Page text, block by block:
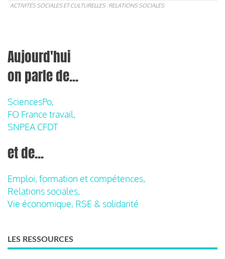
ACTIVITÉS SOCIALES ET CULTURELLES RELATIONS SOCIALES
Aujourd'hui
on parle de...
SciencesPo,
FO France travail,
SNPEA CFDT
et de...
Emploi, formation et compétences,
Relations sociales,
Vie économique, RSE & solidarité
LES RESSOURCES